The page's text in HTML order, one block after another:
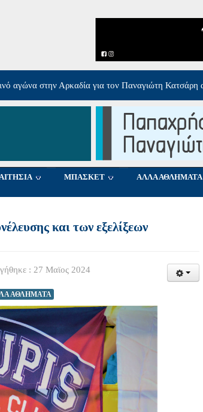
Ολυμπιακό Σ.Φ.Π -Πέμπτη, 06 Αυγούστου 2026 17:40
ΜΠΑΣΚΕΤ ΑΛΛΑ ΑΘΛΗΜΑΤΑ
και των εξελίξεων
: 27 Μαϊος 2024
ΑΘΛΗΜΑΤΑ